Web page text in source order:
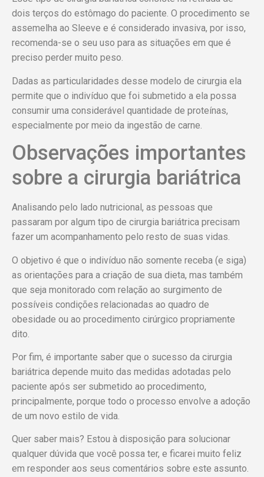
dois terços do estômago do paciente. O procedimento se
assemelha ao Sleeve e é considerado invasiva, por isso,
recomenda-se o seu uso para as situações em que é
preciso perder muito peso.
Dadas as particularidades desse modelo de cirurgia ela
permite que o indivíduo que foi submetido a ela possa
consumir uma considerável quantidade de proteínas,
especialmente por meio da ingestão de carne.
Observações importantes
sobre a cirurgia bariátrica
Analisando pelo lado nutricional, as pessoas que
passaram por algum tipo de cirurgia bariátrica precisam
fazer um acompanhamento pelo resto de suas vidas.
O objetivo é que o indivíduo não somente receba (e siga)
as orientações para a criação de sua dieta, mas também
que seja monitorado com relação ao surgimento de
possíveis condições relacionadas ao quadro de
obesidade ou ao procedimento cirúrgico propriamente
dito.
Por fim, é importante saber que o sucesso da cirurgia
bariátrica depende muito das medidas adotadas pelo
paciente após ser submetido ao procedimento,
principalmente, porque todo o processo envolve a adoção
de um novo estilo de vida.
Quer saber mais? Estou à disposição para solucionar
qualquer dúvida que você possa ter, e ficarei muito feliz
em responder aos seus comentários sobre este assunto.